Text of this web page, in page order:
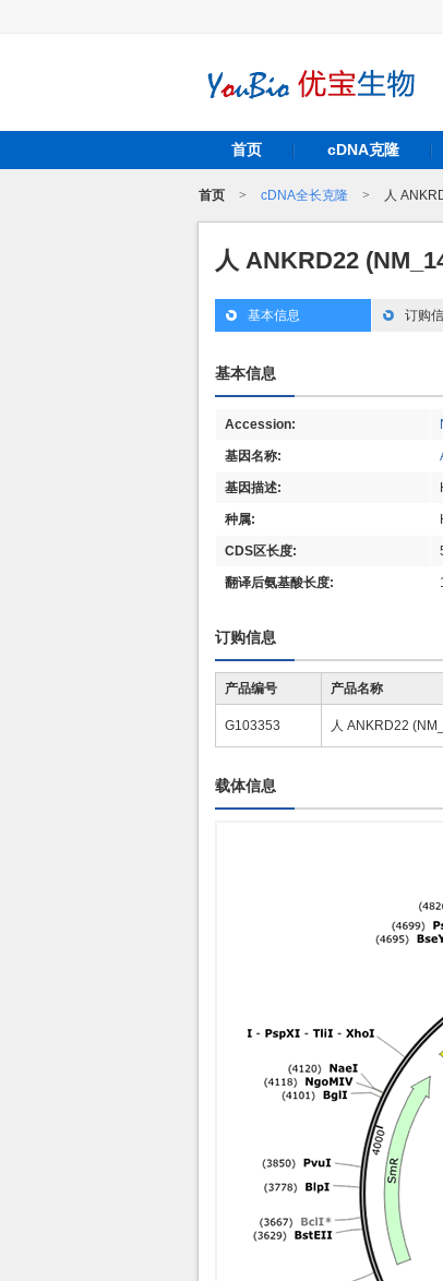
首页 cDNA克隆
首页 > cDNA全长克隆 > 人
人 ANKRD22
基本信息 订购
基本信息
Accession:
基因名称:
基因描述:
种属:
CDS区长度:
翻译后氨基酸长度:
订购信息
产品编号 产品名称
G103353 人 ANKRD22
载体信息